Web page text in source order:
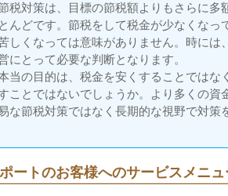
税対策は、目標の節税額よりもさらに多
んどです。節税をして税金が少なくなっ
しくなっては意味がありません。時には
にとって必要な判断となります。
当の目的は、税金を安くすることではな
ことではないでしょうか。より多くの資
な節税対策ではなく長期的な視野で対策
ートのお客様へのサービスメニュ